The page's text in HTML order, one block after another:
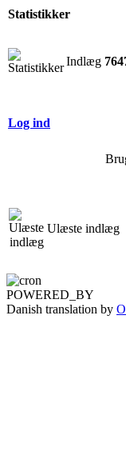
Statistikker
Indlæg
Log ind
Ulæste indlæg
POWERED_BY
Danish translation by